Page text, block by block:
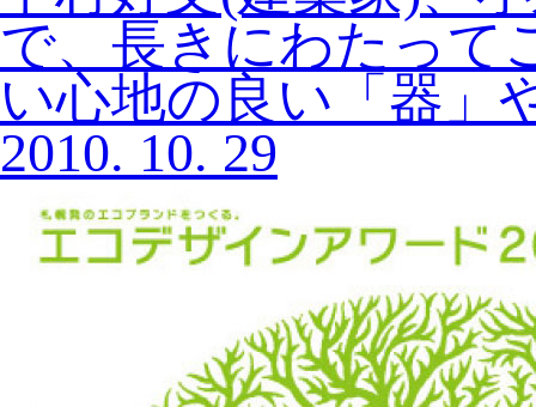
で、長きにわたって
い心地の良い「器」
2010. 10. 29